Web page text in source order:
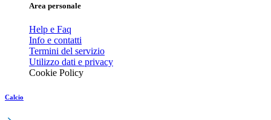
Area personale
Help e Faq
Info e contatti
Termini del servizio
Utilizzo dati e privacy
Cookie Policy
Calcio